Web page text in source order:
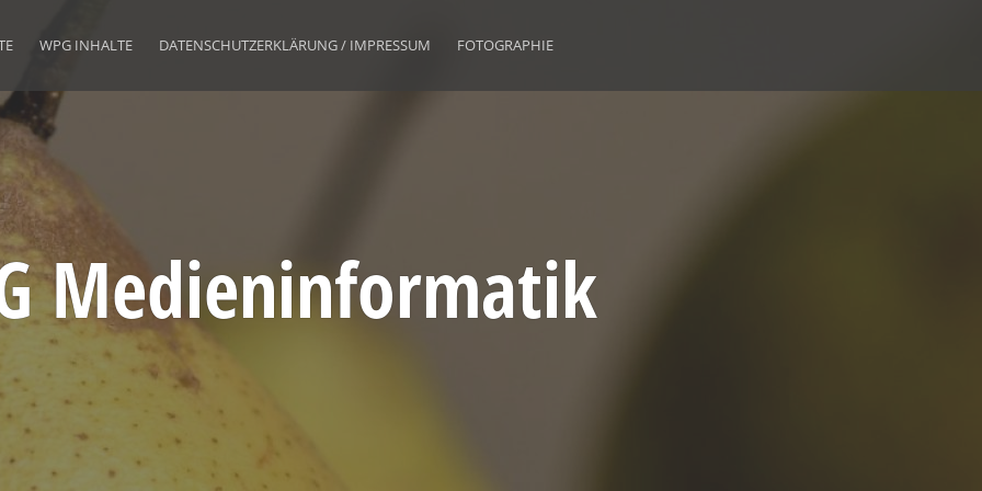
WPG INHALTE DATENSCHUTZERKLÄRUNG / IMPRESSUM FOTOGRAPHIE
Medieninformatik